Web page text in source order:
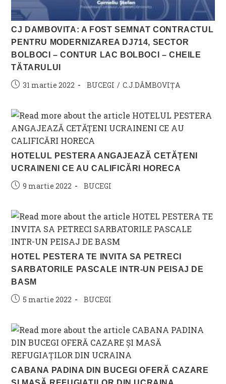
CJ DAMBOVITA: A FOST SEMNAT CONTRACTUL
PENTRU MODERNIZAREA DJ714, SECTOR
BOLBOCI – CONTUR LAC BOLBOCI – CHEILE
TĂTARULUI
Post31 martie 2022
Post
BUCEGI / C.J.DÂMBOVIȚA
HOTELUL PESTERA ANGAJEAZĂ CETĂȚENI
UCRAINENI CE AU CALIFICĂRI HORECA
Post9 martie 2022
Post
BUCEGI
HOTEL PESTERA TE INVITA SA PETRECI
SARBATORILE PASCALE INTR-UN PEISAJ DE
BASM
Post5 martie 2022
Post
BUCEGI
CABANA PADINA DIN BUCEGI OFERĂ CAZARE